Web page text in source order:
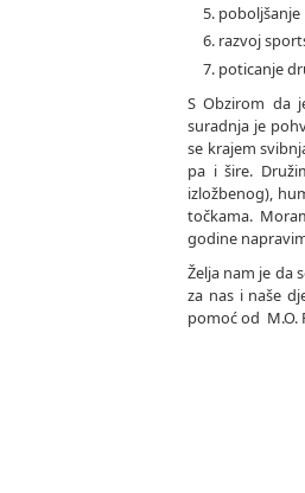
razvoj
poticanje
S Obzirom da
suradnja je
se krajem
pa i šire.
izložbenog),
točkama.
godine
Želja nam je da
za nas i naše
pomoć od M.O.